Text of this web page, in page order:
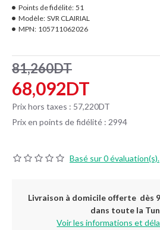
Basé sur 0 évaluation(s).
68,092DT
81,260DT
Prix hors taxes : 57,220DT
Prix en points de fidélité : 2994
Points de fidélité: 51
Modèle: SVR CLAIRIAL
MPN: 105711062026
Livraison à domicile offerte dès
dans toute la
Voir les informations et